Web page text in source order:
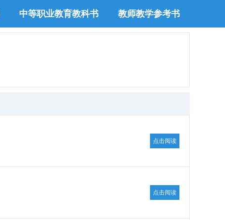
中等职业教育教科书 教师教学参考书
点击阅读
点击阅读